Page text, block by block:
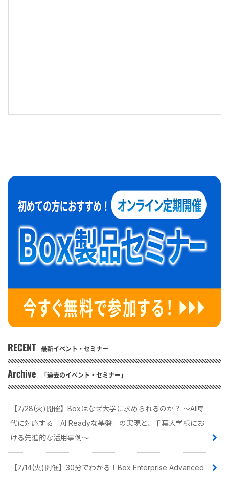
RECENT 最新イベント・セミナー
Archive 「過去のイベント・セミナー」
【7/28(火)開催】Boxはなぜ大学に求められるのか？ 〜AI時
代に対応する「AI Readyな基盤」の実現と、千葉大学様にお
ける先進的な活用事例〜
【7/14(火)開催】30分でわかる！Box Enterprise Advanced